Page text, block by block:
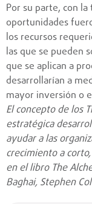
Por su parte, con
oportunidades
los recursos
las que se pueden
que se aplican a
desarrollarían a
mayor inversión o
El concepto de los
estratégica
ayudar a las
crecimiento a
en el libro The
Baghai, Stephen